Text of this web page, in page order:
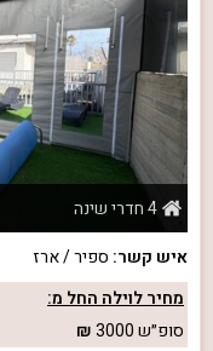
4 חדרי שינה
איש קשר: ספיר / ארז
מחיר לוילה החל מ:
סופ״ש3000